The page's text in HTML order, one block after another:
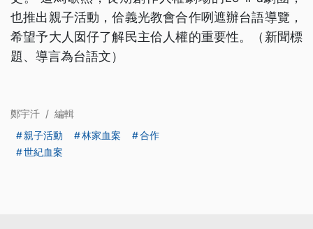
也推出親子活動，佮義光教會合作咧遮辦台語導覽，
希望予大人囡仔了解民主佮人權的重要性。（新聞標
題、導言為台語文）
鄭宇汘 / 編輯
親子活動
林家血案
合作
世紀血案